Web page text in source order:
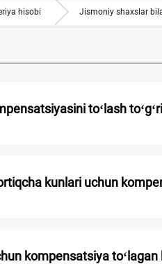
hisobi Jismoniy shaхslar
toʻlash
kunlari uchun
kompensatsiya